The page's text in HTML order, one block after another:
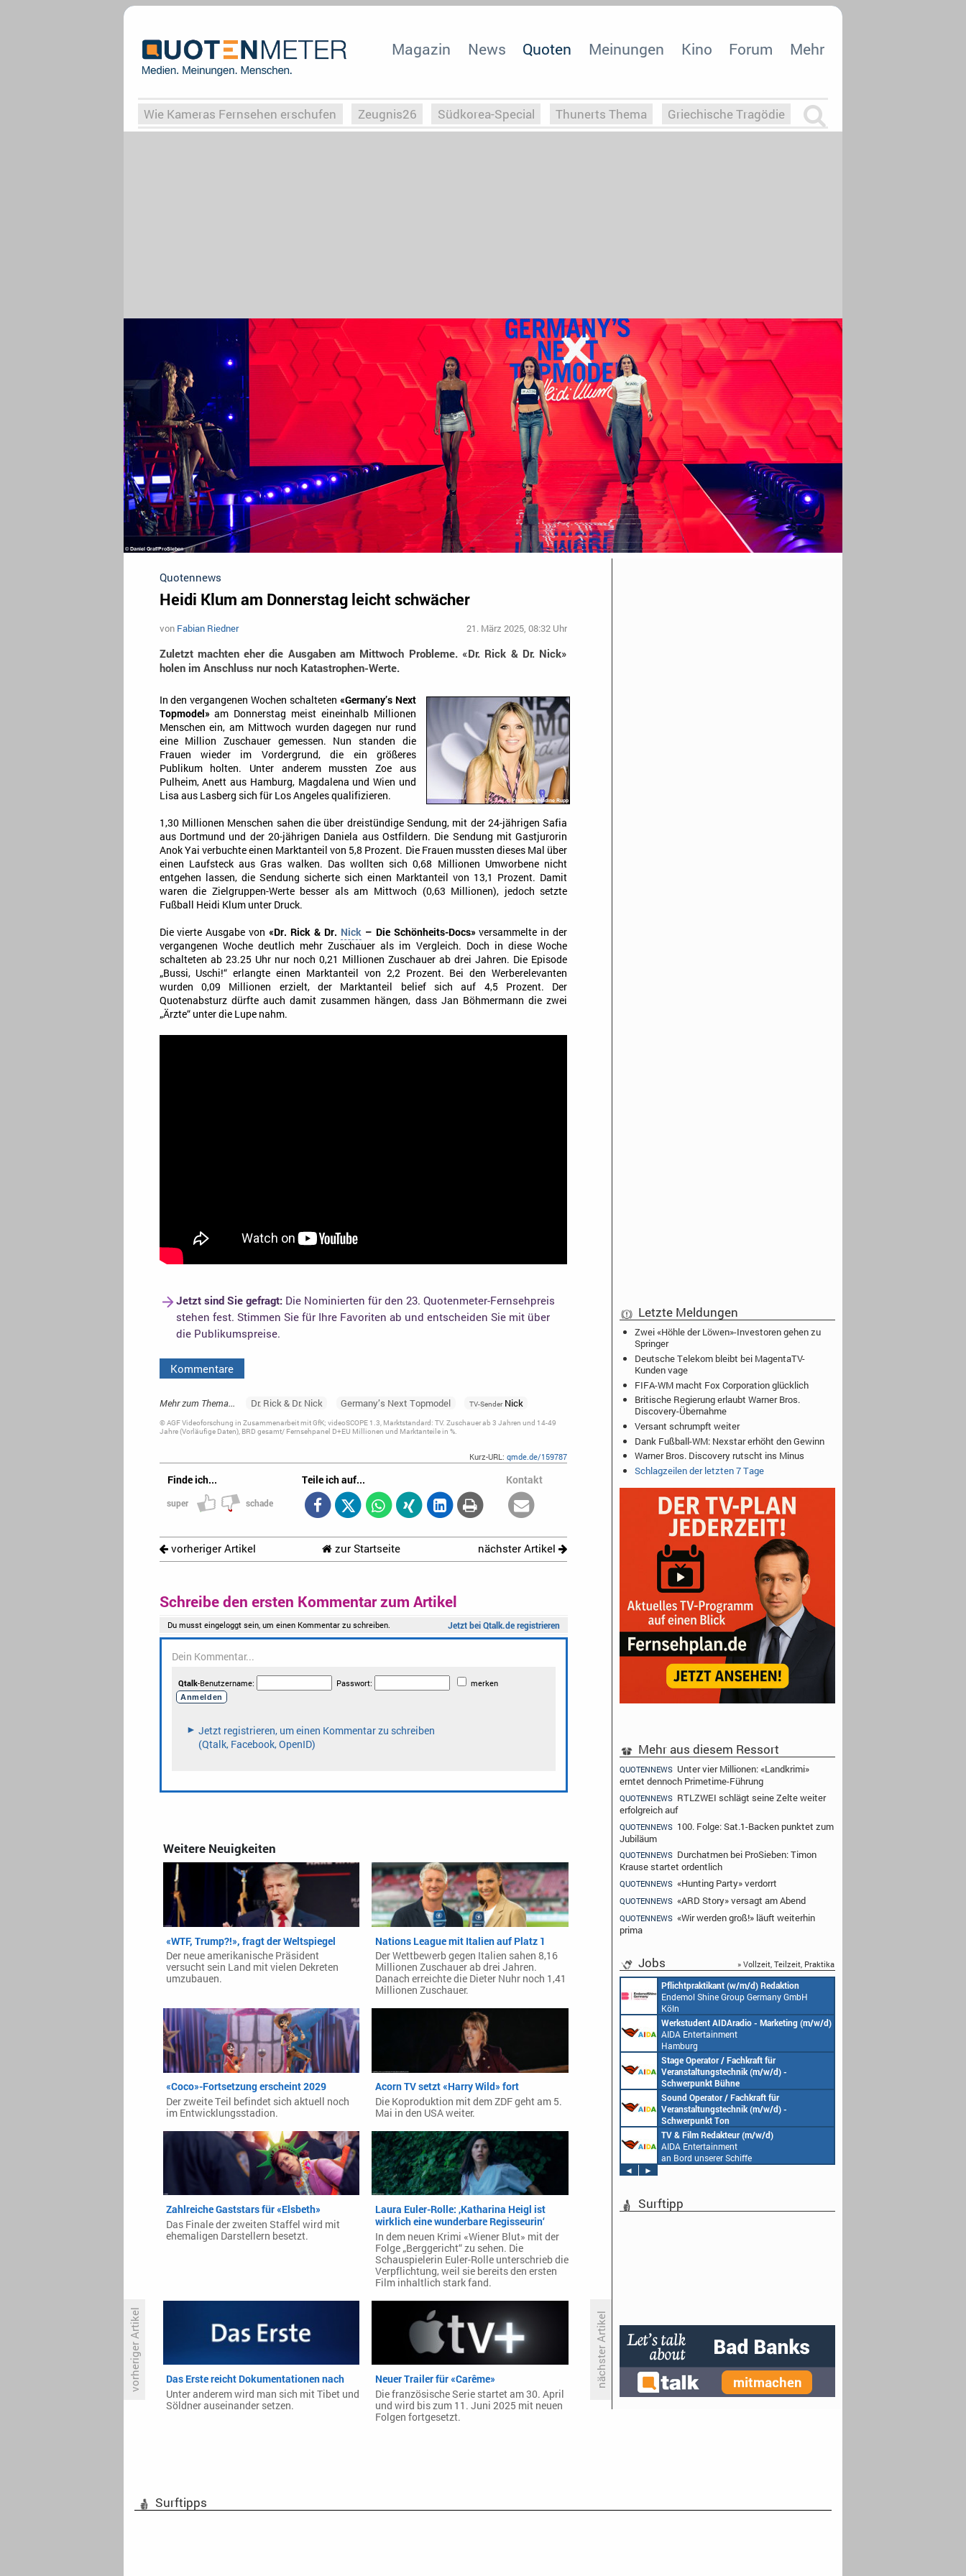
Magazin News Quoten Meinungen Kino Forum Mehr
Wie Kameras Fernsehen erschufen Zeugnis26 Südkorea-Special Thunerts Thema Griechische Tragödie
Quotennews
Heidi Klum am Donnerstag leicht schwächer
von Fabian Riedner 21. März 2025, 08:32 Uhr
Zuletzt machten eher die Ausgaben am Mittwoch Probleme. «Dr. Rick & Dr. Nick»
holen im Anschluss nur noch Katastrophen-Werte.
In den vergangenen Wochen schalteten«Germany’s Next
Topmodel» am Donnerstag meist eineinhalb Millionen
Menschen ein, am Mittwoch wurden dagegen nur rund
eine Million Zuschauer gemessen. Nun standen die
Frauen wieder im Vordergrund, die ein größeres
Publikum holten. Unter anderem mussten Zoe aus
Pulheim, Anett aus Hamburg, Magdalena und Wien und
Lisa aus Lasberg sich für Los Angeles qualifizieren.
1,30 Millionen Menschen sahen die über dreistündige Sendung, mit der 24-jährigen Safia
aus Dortmund und der 20-jährigen Daniela aus Ostfildern. Die Sendung mit Gastjurorin
Anok Yai verbuchte einen Marktanteil von 5,8 Prozent. Die Frauen mussten dieses Mal über
einen Laufsteck aus Gras walken. Das wollten sich 0,68 Millionen Umworbene nicht
entgehen lassen, die Sendung sicherte sich einen Marktanteil von 13,1 Prozent. Damit
waren die Zielgruppen-Werte besser als am Mittwoch (0,63 Millionen), jedoch setzte
Fußball Heidi Klum unter Druck.
Die vierte Ausgabe von«Dr. Rick & Dr. Nick– Die Schönheits-Docs» versammelte in der
vergangenen Woche deutlich mehr Zuschauer als im Vergleich. Doch in diese Woche
schalteten ab 23.25 Uhr nur noch 0,21 Millionen Zuschauer ab drei Jahren. Die Episode
„Bussi, Uschi!“ erlangte einen Marktanteil von 2,2 Prozent. Bei den Werberelevanten
wurden 0,09 Millionen erzielt, der Marktanteil belief sich auf 4,5 Prozent. Der
Quotenabsturz dürfte auch damit zusammen hängen, dass Jan Böhmermann die zwei
„Ärzte“ unter die Lupe nahm.
Jetzt sind Sie gefragt:Die Nominierten für den 23. Quotenmeter-Fernsehpreis
stehen fest. Stimmen Sie für Ihre Favoriten ab und entscheiden Sie mit über
die Publikumspreise.
Kommentare
Mehr zum Thema... Dr. Rick & Dr. Nick Germany’s Next Topmodel TV-SenderNick
© AGF Videoforschung in Zusammenarbeit mit GfK; videoSCOPE 1.3, Marktstandard: TV. Zuschauer ab 3 Jahren und 14-49
Jahre (Vorläufige Daten), BRD gesamt/ Fernsehpanel D+EU Millionen und Marktanteile in %.
Kurz-URL:qmde.de/159787
Finde ich...
super schade
Teile ich auf... Kontakt
vorheriger Artikel zur Startseite nächster Artikel
vorheriger Artikel
«Marie Brand» läuft auch das
dritte Mal hervorragend
nächster Artikel
«Mario Barth deckt auf»
enttäuscht weiter
Schreibe den ersten Kommentar zum Artikel
Weitere Neuigkeiten
«WTF, Trump?!», fragt der Weltspiegel
Der neue amerikanische Präsident
versucht sein Land mit vielen Dekreten
umzubauen.
Nations League mit Italien auf Platz 1
Der Wettbewerb gegen Italien sahen 8,16
Millionen Zuschauer ab drei Jahren.
Danach erreichte die Dieter Nuhr noch 1,41
Millionen Zuschauer.
«Coco»-Fortsetzung erscheint 2029
Der zweite Teil befindet sich aktuell noch
im Entwicklungsstadion.
Acorn TV setzt «Harry Wild» fort
Die Koproduktion mit dem ZDF geht am 5.
Mai in den USA weiter.
Zahlreiche Gaststars für «Elsbeth»
Das Finale der zweiten Staffel wird mit
ehemaligen Darstellern besetzt.
Laura Euler-Rolle: ‚Katharina Heigl ist
wirklich eine wunderbare Regisseurin‘
In dem neuen Krimi «Wiener Blut» mit der
Folge „Berggericht“ zu sehen. Die
Schauspielerin Euler-Rolle unterschrieb die
Verpflichtung, weil sie bereits den ersten
Film inhaltlich stark fand.
Das Erste reicht Dokumentationen nach
Unter anderem wird man sich mit Tibet und
Söldner auseinander setzen.
Neuer Trailer für «Carême»
Die französische Serie startet am 30. April
und wird bis zum 11. Juni 2025 mit neuen
Folgen fortgesetzt.
Letzte Meldungen
Zwei «Höhle der Löwen»-Investoren gehen zu
Springer
Deutsche Telekom bleibt bei MagentaTV-
Kunden vage
FIFA-WM macht Fox Corporation glücklich
Britische Regierung erlaubt Warner Bros.
Discovery-Übernahme
Versant schrumpft weiter
Dank Fußball-WM: Nexstar erhöht den Gewinn
Warner Bros. Discovery rutscht ins Minus
Schlagzeilen der letzten 7 Tage
Mehr aus diesem Ressort
QUOTENNEWS Unter vier Millionen: «Landkrimi»
erntet dennoch Primetime-Führung
QUOTENNEWS RTLZWEI schlägt seine Zelte weiter
erfolgreich auf
QUOTENNEWS 100. Folge: Sat.1-Backen punktet zum
Jubiläum
QUOTENNEWS Durchatmen bei ProSieben: Timon
Krause startet ordentlich
QUOTENNEWS «Hunting Party» verdorrt
QUOTENNEWS «ARD Story» versagt am Abend
QUOTENNEWS «Wir werden groß!» läuft weiterhin
prima
Jobs » Vollzeit, Teilzeit, Praktika
Pflichtpraktikant (w/m/d) Redaktion
Endemol Shine Group Germany GmbH
Köln
Werkstudent AIDAradio - Marketing (m/w/d)
AIDA Entertainment
Hamburg
Stage Operator / Fachkraft für
Veranstaltungstechnik (m/w/d) -
Schwerpunkt Bühne
AIDA Entertainment
an Bord unserer Schiffe
Sound Operator / Fachkraft für
Veranstaltungstechnik (m/w/d) -
Schwerpunkt Ton
AIDA Entertainment
an Bord unserer Schiffe
TV & Film Redakteur (m/w/d)
AIDA Entertainment
an Bord unserer Schiffe
◄
►
Surftipp
Surftipps